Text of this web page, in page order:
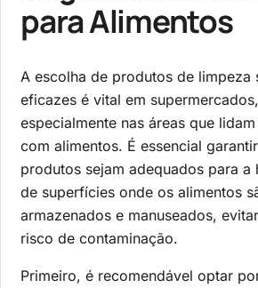
para Alimentos
A escolha de produtos de limpeza
eficazes é vital em supermercados,
especialmente nas áreas que
com alimentos. É essencial
produtos sejam adequados para a
de superfícies onde os alimentos
armazenados e manuseados,
risco de contaminação.
Primeiro, é recomendável optar